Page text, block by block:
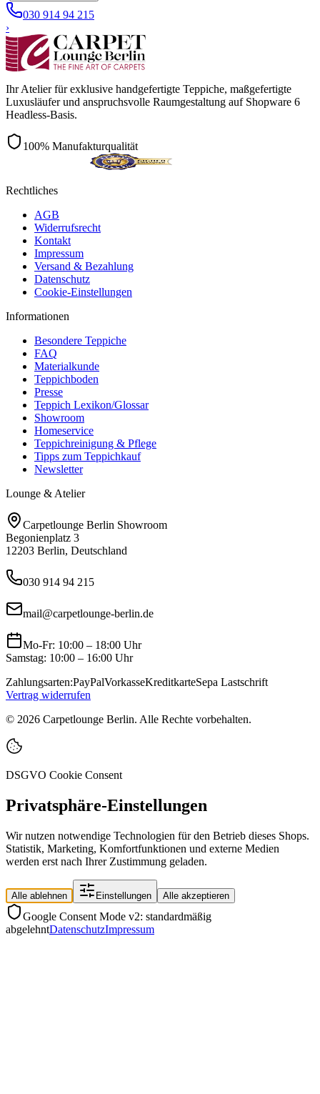
030 914 94 215
›
Ihr Atelier für exklusive handgefertigte Teppiche, maßgefertigte
Luxusläufer und anspruchsvolle Raumgestaltung auf Shopware 6
Headless-Basis.
100% Manufakturqualität
Rechtliches
AGB
Widerrufsrecht
Kontakt
Impressum
Versand & Bezahlung
Datenschutz
Cookie-Einstellungen
Informationen
Besondere Teppiche
FAQ
Materialkunde
Teppichboden
Presse
Teppich Lexikon/Glossar
Showroom
Homeservice
Teppichreinigung & Pflege
Tipps zum Teppichkauf
Newsletter
Lounge & Atelier
Carpetlounge Berlin Showroom
Begonienplatz 3
12203 Berlin, Deutschland
030 914 94 215
mail@carpetlounge-berlin.de
Mo-Fr: 10:00 – 18:00 Uhr
Samstag: 10:00 – 16:00 Uhr
Zahlungsarten:PayPalVorkasseKreditkarteSepa Lastschrift
Vertrag widerrufen
© 2026 Carpetlounge Berlin. Alle Rechte vorbehalten.
DSGVO Cookie Consent
Privatsphäre-Einstellungen
Wir nutzen notwendige Technologien für den Betrieb dieses Shops.
Statistik, Marketing, Komfortfunktionen und externe Medien
werden erst nach Ihrer Zustimmung geladen.
Alle ablehnen Einstellungen Alle akzeptieren
Google Consent Mode v2: standardmäßig
abgelehntDatenschutzImpressum